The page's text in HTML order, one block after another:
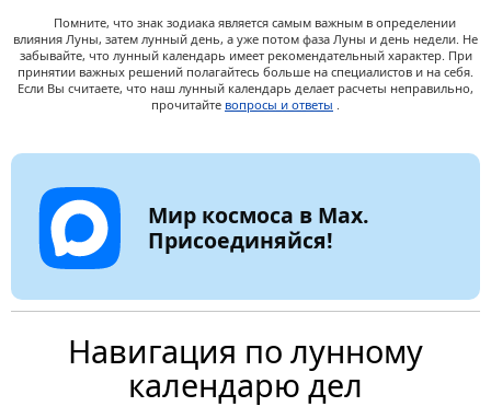
Помните, что знак зодиака является самым важным в определении
влияния Луны, затем лунный день, а уже потом фаза Луны и день недели. Не
забывайте, что лунный календарь имеет рекомендательный характер. При
принятии важных решений полагайтесь больше на специалистов и на себя.
Если Вы считаете, что наш лунный календарь делает расчеты неправильно,
прочитайте вопросы и ответы .
Мир космоса в Max.
Присоединяйся!
Навигация по лунному
календарю дел